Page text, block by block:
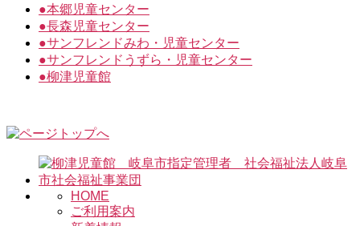
●本郷児童センター
●長森児童センター
●サンフレンドみわ・児童センター
●サンフレンドうずら・児童センター
●柳津児童館
HOME
ご利用案内